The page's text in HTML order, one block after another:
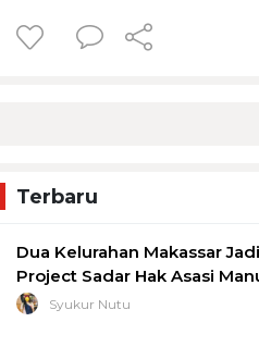
Terbaru
Dua Kelurahan Makassar
Project Sadar Hak Asasi
Syukur Nutu